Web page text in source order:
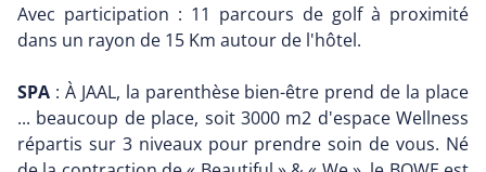
Avec participation : 11 parcours de golf à proximité
dans un rayon de 15 Km autour de l'hôtel.
SPA : À JAAL, la parenthèse bien-être prend de la place
... beaucoup de place, soit 3000 m2 d'espace Wellness
répartis sur 3 niveaux pour prendre soin de vous. Né